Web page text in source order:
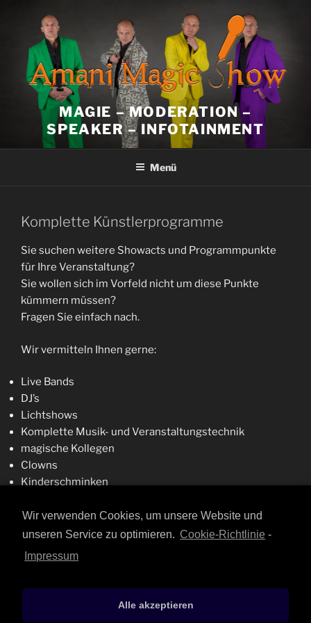
Wir verwenden Cookies, um unsere Website und
unseren Service zu optimieren. Cookie-Richtlinie -
Impressum
Alle akzeptieren
springen
MAGIE – MODERATION –
SPEAKER – INFOTAINMENT
Menü
Komplette Künstlerprogramme
Sie suchen weitere Showacts und Programmpunkte
für Ihre Veranstaltung?
Sie wollen sich im Vorfeld nicht um diese Punkte
kümmern müssen?
Fragen Sie einfach nach.
Wir vermitteln Ihnen gerne:
Live Bands
DJ’s
Lichtshows
Komplette Musik- und Veranstaltungstechnik
magische Kollegen
Clowns
Kinderschminken
Artisten
Fotografen
Double’s
Moderatoren